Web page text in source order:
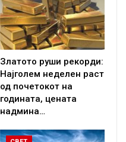
Златото руши рекорди:
Најголем неделен раст
од почетокот на
годината, цената
надмина…